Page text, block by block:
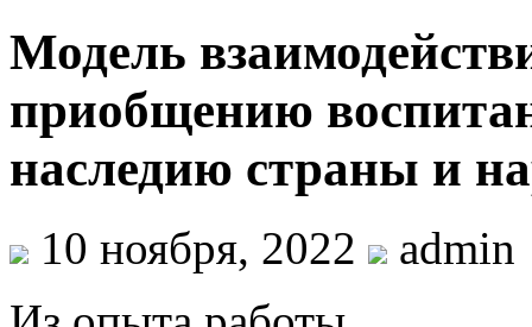
Модель
приобщению
наследию страны и
10 ноября, 2022
admin